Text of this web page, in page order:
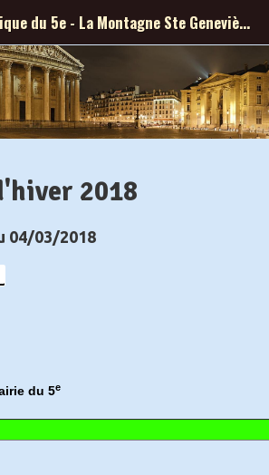
Société historique du 5e - La Montagne Ste Geneviève et ses abords
2018
04/03/2018
du 5e